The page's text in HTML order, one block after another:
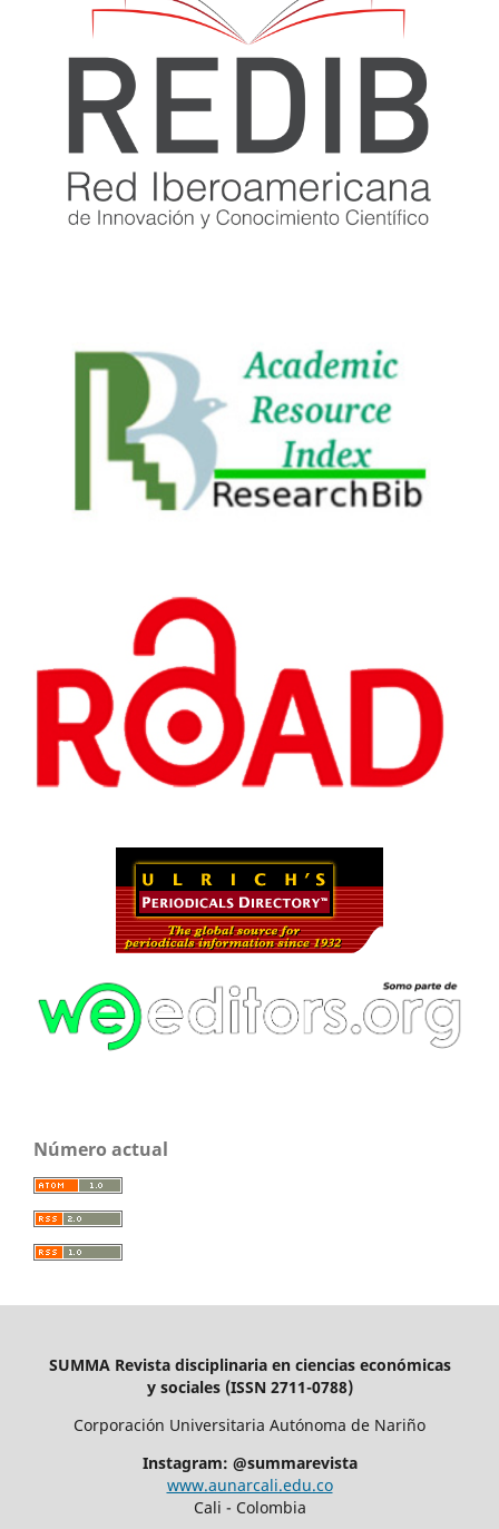
Número actual
SUMMA Revista disciplinaria en ciencias económicas
y sociales (ISSN 2711-0788)
Corporación Universitaria Autónoma de Nariño
Instagram: @summarevista
www.aunarcali.edu.co
Cali - Colombia